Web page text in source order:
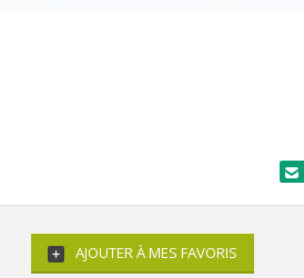
AJOUTER À MES FAVORIS